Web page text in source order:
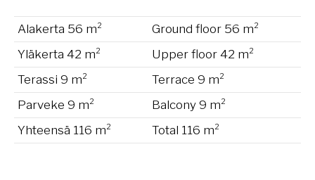
Alakerta 56 m²
Ground floor 56 m²
Yläkerta 42 m²
Upper floor 42 m²
Terassi 9 m²
Terrace 9 m²
Parveke 9 m²
Balcony 9 m²
Yhteensä 116 m²
Total 116 m²